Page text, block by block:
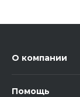
О компании
Помощь